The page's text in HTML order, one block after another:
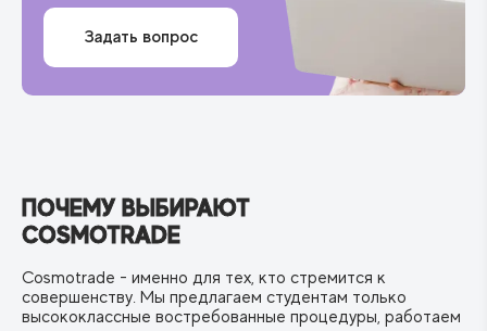
Массаж головы и воротниковой зоны позволяет
улучшить кровоснабжение волосяных фолликул,
снять мышечное напряжение в области шеи,
которая часто является причиной сосудистого
- Фракционная мезотерапия в трихологии.
Показания, противопоказания. Техника
- Пиллинг кожи головы-процедура с нанесением
раствора с энзимами или кислотами для решения
Задать вопрос
ПОЧЕМУ ВЫБИРАЮТ
COSMOTRADE
Cosmotrade - именно для тех, кто стремится к
совершенству. Мы предлагаем студентам только
высококлассные востребованные процедуры, работаем